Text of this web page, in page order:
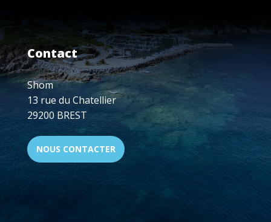
Contact
Shom
13 rue du Chatellier
29200 BREST
NOUS CONTACTER